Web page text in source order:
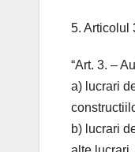
5. Articolul
“Art. 3. –
a) lucrari
b) lucrari